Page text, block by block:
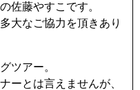
佐藤やすこです。
大なご協力を頂きあり
ツアー。
ーとは言えませんが、